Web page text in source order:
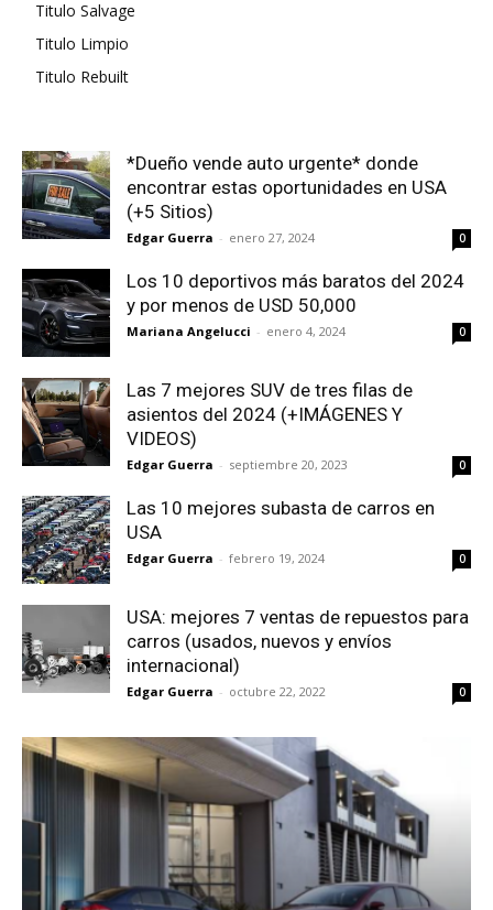
Titulo Salvage
Titulo Limpio
Titulo Rebuilt
*Dueño vende auto urgente* donde
encontrar estas oportunidades en USA
(+5 Sitios)
Edgar Guerra - enero 27, 2024 0
Los 10 deportivos más baratos del 2024
y por menos de USD 50,000
Mariana Angelucci - enero 4, 2024 0
Las 7 mejores SUV de tres filas de
asientos del 2024 (+IMÁGENES Y
VIDEOS)
Edgar Guerra - septiembre 20, 2023 0
Las 10 mejores subasta de carros en
USA
Edgar Guerra - febrero 19, 2024 0
USA: mejores 7 ventas de repuestos para
carros (usados, nuevos y envíos
internacional)
Edgar Guerra - octubre 22, 2022 0